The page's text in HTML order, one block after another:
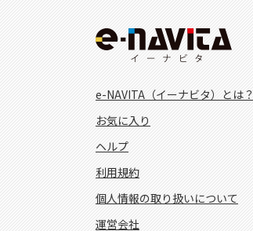
e-NAVITA（イーナビタ）とは？
お気に入り
ヘルプ
利用規約
個人情報の取り扱いについて
運営会社